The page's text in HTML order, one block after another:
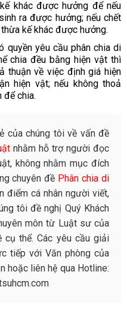
khác được hưởng để nếu
ra được hưởng; nếu chết
kế khác được hưởng.
quyền yêu cầu phân chia di
chia đều bằng hiện vật thì
thuận về việc định giá hiện
hiện vật; nếu không thoả
để chia.
của chúng tôi về vấn đề
nhằm hỗ trợ người đọc
không nhằm mục đích
chuyên đề Phân chia di
điểm cá nhân người viết,
tôi đề nghị Quý Khách
môn từ Luật sư của
thể. Các yêu cầu giải
tiếp với Văn phòng của
hoặc liên hệ qua Hotline: